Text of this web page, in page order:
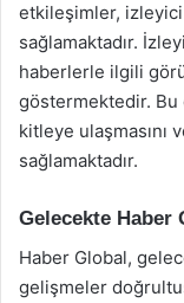
etkileşimler,
sağlamaktadır.
haberlerle ilgili
göstermektedir.
kitleye ulaşmasını
sağlamaktadır.
Gelecekte Haber
Haber Global,
gelişmeler